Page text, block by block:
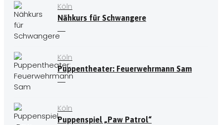
Köln
Nähkurs für Schwangere
Köln
Puppentheater: Feuerwehrmann Sam
Köln
Puppenspiel „Paw Patrol“